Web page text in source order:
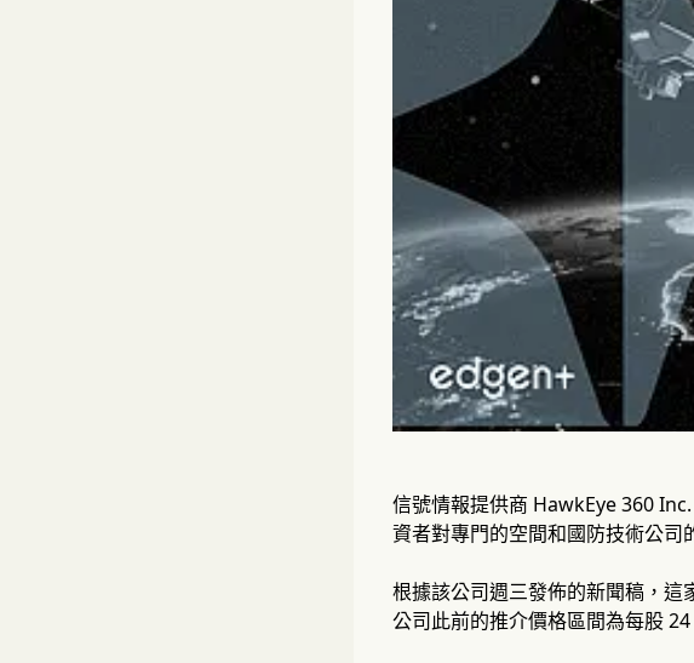
信號情報提供商 HawkEye 360
資者對專門的空間和國防技術公司
根據該公司週三發佈的新聞稿，這
公司此前的推介價格區間為每股